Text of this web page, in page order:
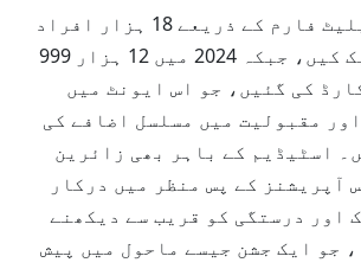
گزشتہ برس اس پلیٹ فارم کے ذریعے 18 ہزار افراد
نے مفت ٹکٹیں بک کیں، جبکہ 2024 میں 12 ہزار 999
کی گئیں، جو اس ایونٹ میں
مقبولیت میں مسلسل اضافے کی
اسٹیڈیم کے باہر بھی زائرین
آپریشنز کے پس منظر میں درکار
اور درستگی کو قریب سے دیکھنے
جو ایک جشن جیسے ماحول میں پیش